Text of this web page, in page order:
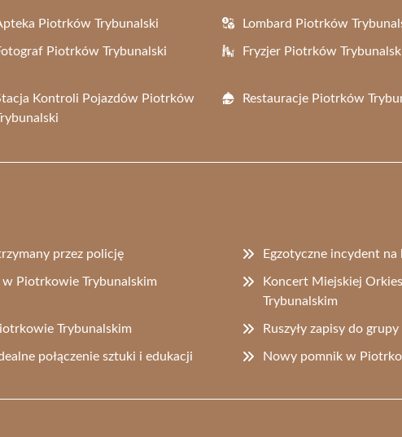
Piotrków Trybunalski Lombard Piotrków
Piotrków Trybunalski Fryzjer Piotrków
Kontroli Pojazdów Piotrków
Restauracje Piotrków
przez policję Egzotyczne incydent
Piotrkowie Trybunalskim
Koncert Miejskiej
Trybunalskim
Trybunalskim Ruszyły zapisy do
połączenie sztuki i edukacji Nowy pomnik w